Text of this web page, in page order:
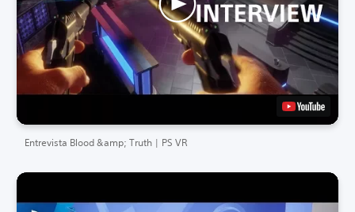
Entrevista Blood &amp; Truth | PS VR